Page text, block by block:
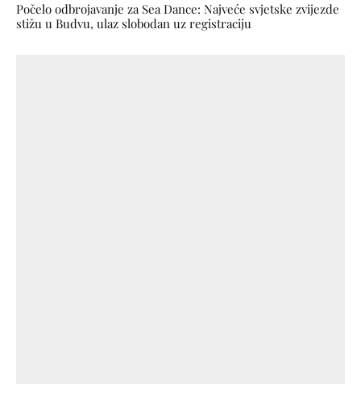
Počelo odbrojavanje za Sea Dance: Najveće svjetske zvijezde
stižu u Budvu, ulaz slobodan uz registraciju